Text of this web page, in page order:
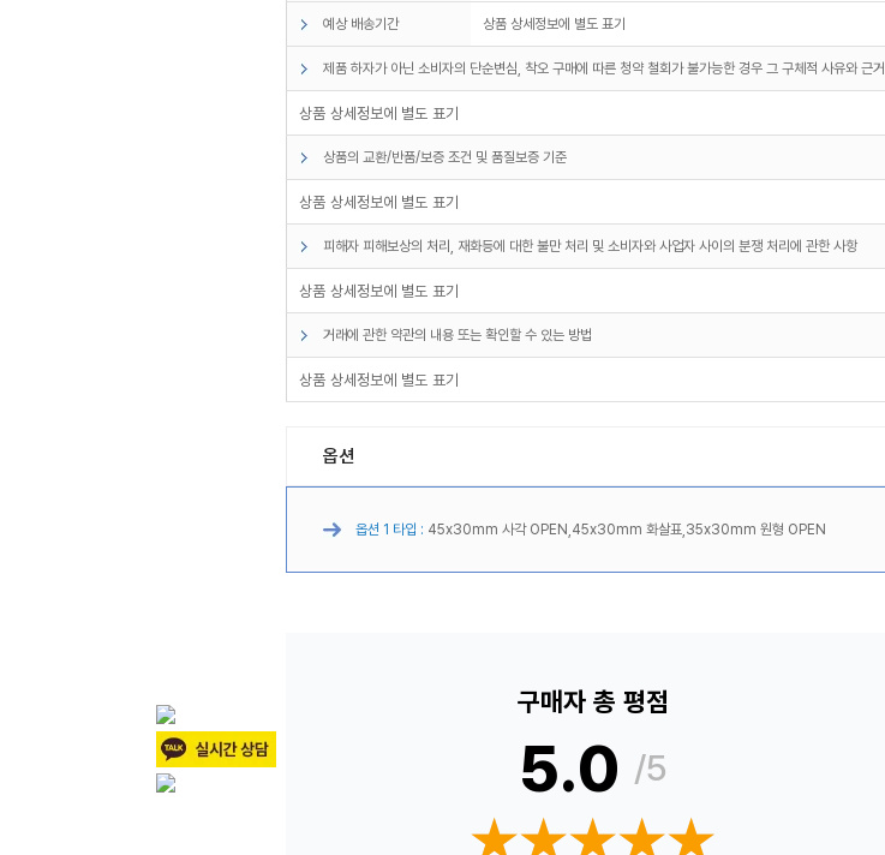
예상 배송기간 상품 상세정보에 별도 표기
제품 하자가 아닌 소비자의 단순변심, 착오 구매에 따른 청약 철회가 불가능한 경우 그 구체적 사유와 근거
상품 상세정보에 별도 표기
상품의 교환/반품/보증 조건 및 품질보증 기준
상품 상세정보에 별도 표기
피해자 피해보상의 처리, 재화등에 대한 불만 처리 및 소비자와 사업자 사이의 분쟁 처리에 관한 사항
상품 상세정보에 별도 표기
거래에 관한 약관의 내용 또는 확인할 수 있는 방법
상품 상세정보에 별도 표기
옵션
옵션 1 타입 : 45x30mm 사각 OPEN,45x30mm 화살표,35x30mm 원형 OPEN
구매자 총 평점
5.0 /5
★★★★★
★★★★★